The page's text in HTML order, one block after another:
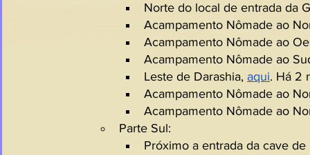
Norte do local de entrada da
Acampamento Nômade ao
Acampamento Nômade ao
Acampamento Nômade ao
Leste de Darashia, aqui. Há 2
Acampamento Nômade ao
Acampamento Nômade ao
Parte Sul:
Próximo a entrada da cave